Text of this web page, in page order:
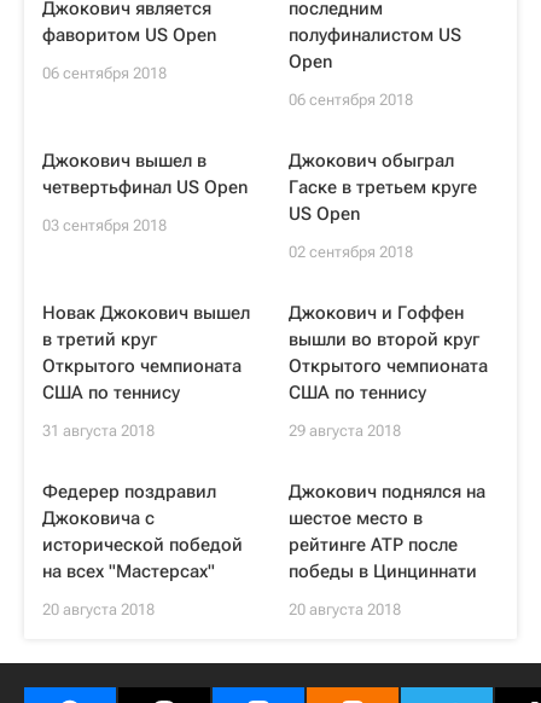
Джокович является
фаворитом US Open
06 сентября 2018
последним
полуфиналистом US
Open
06 сентября 2018
Джокович вышел в
четвертьфинал US Open
03 сентября 2018
Джокович обыграл
Гаске в третьем круге
US Open
02 сентября 2018
Новак Джокович вышел
в третий круг
Открытого чемпионата
США по теннису
31 августа 2018
Джокович и Гоффен
вышли во второй круг
Открытого чемпионата
США по теннису
29 августа 2018
Федерер поздравил
Джоковича с
исторической победой
на всех "Мастерсах"
20 августа 2018
Джокович поднялся на
шестое место в
рейтинге ATP после
победы в Цинциннати
20 августа 2018